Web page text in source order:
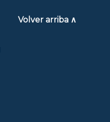
Volver arriba ∧